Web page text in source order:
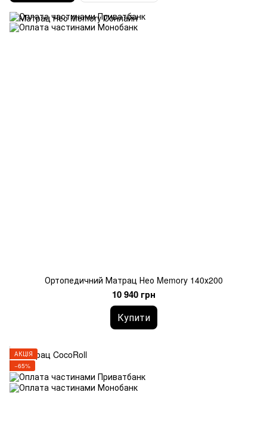
Ортопедичний Матрац Нео Memory 140х200
10 940 грн
Купити
АКЦІЯ
−65%